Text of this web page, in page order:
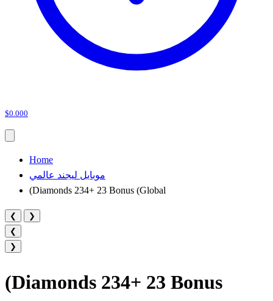
$0.000
Home
موبايل ليجند عالمي
(Diamonds 234+ 23 Bonus (Global
❮
❯
❮
❯
(Diamonds 234+ 23 Bonus